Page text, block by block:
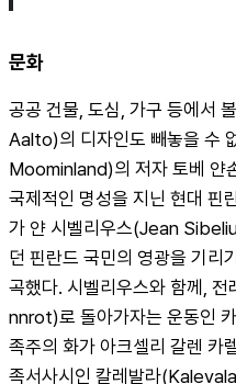
문화
공공 건물, 도심, 가구 등에서
Aalto)의 디자인도 빼놓을 수
Moominland)의 저자 토베
국제적인 명성을 지닌 현대 핀
가 얀 시벨리우스(Jean
던 핀란드 국민의 영광을 기리
곡했다. 시벨리우스와 함께,
nnrot)로 돌아가자는 운동인
족주의 화가 아크셀리 갈렌
족서사시인 칼레발라